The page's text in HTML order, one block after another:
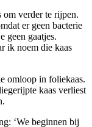
verder te rijpen.
er geen bacterie
geen gaatjes.
ik noem die kaas
omloop in foliekaas.
kaas verliest
‘We beginnen bij